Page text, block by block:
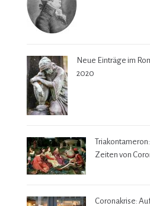
Neue Einträge im
2020
Zeiten von
Coronakrise: